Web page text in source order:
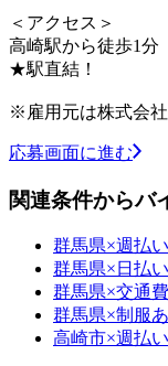
＜アクセス＞
高崎駅から徒歩1分
★駅直結！
※雇用元は株式会社
応募画面に進む
関連条件からバ
群馬県×週払
群馬県×日払
群馬県×交通
群馬県×制服
高崎市×週払